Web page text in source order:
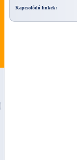
Kapcsolódó linkek: